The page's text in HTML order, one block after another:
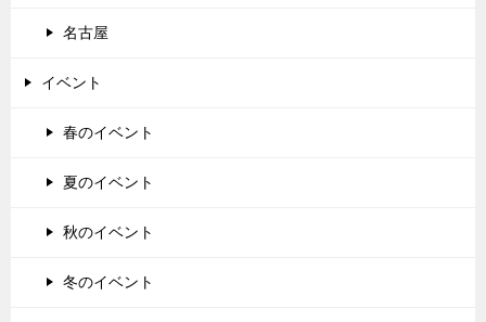
名古屋
イベント
春のイベント
夏のイベント
秋のイベント
冬のイベント